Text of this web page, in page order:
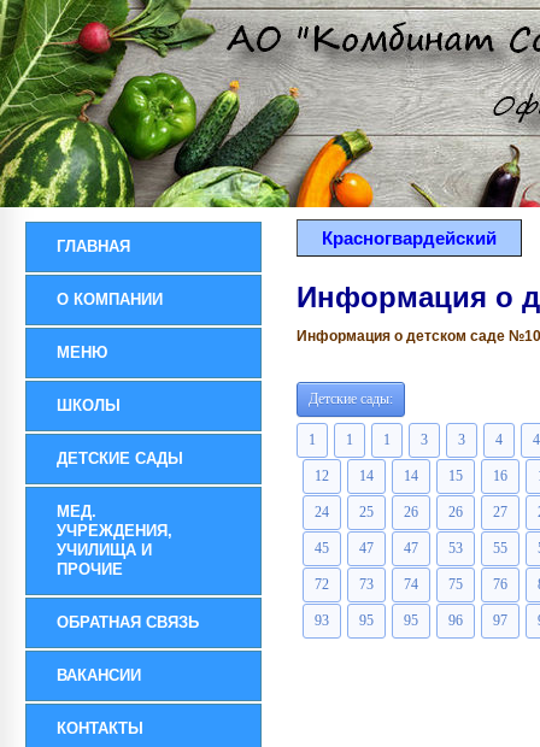
ГЛАВНАЯ
О КОМПАНИИ
МЕНЮ
ШКОЛЫ
ДЕТСКИЕ САДЫ
МЕД.
УЧРЕЖДЕНИЯ,
УЧИЛИЩА И
ПРОЧИЕ
ОБРАТНАЯ СВЯЗЬ
ВАКАНСИИ
КОНТАКТЫ
Красногвардейский
Информация о
Информация о детском саде №10
Детские сады:
1 1 1 3 3 4 4
12 14 14 15 16
24 25 26 26 27
45 47 47 53 55
72 73 74 75 76
93 95 95 96 97